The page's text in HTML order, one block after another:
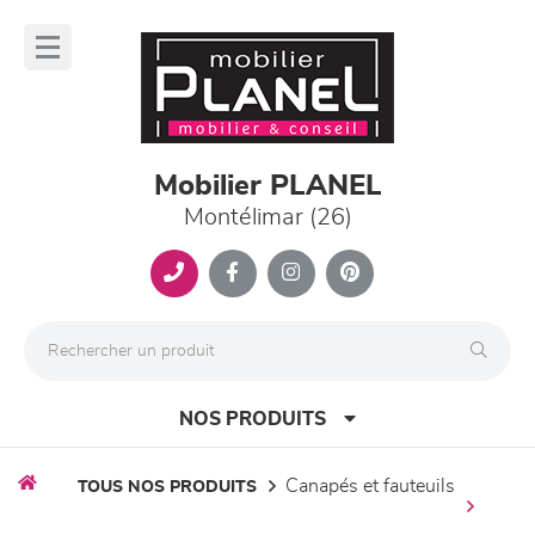
Mobilier PLANEL
Montélimar (26)
NOS PRODUITS
TOUS NOS PRODUITS canapés et fauteuils